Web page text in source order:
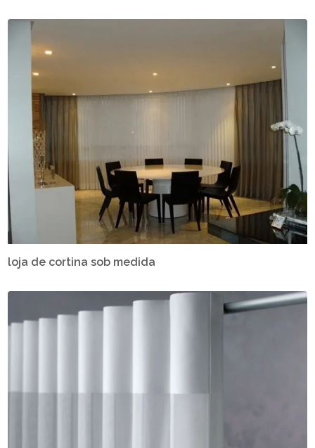
loja de cortina sob medida